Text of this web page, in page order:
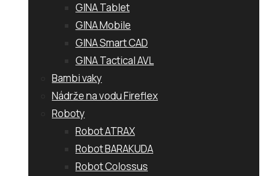
GINA Tablet
GINA Mobile
GINA Smart CAD
GINA Tactical AVL
Bambi vaky
Nádrže na vodu Fireflex
Roboty
Robot ATRAX
Robot BARAKUDA
Robot Colossus